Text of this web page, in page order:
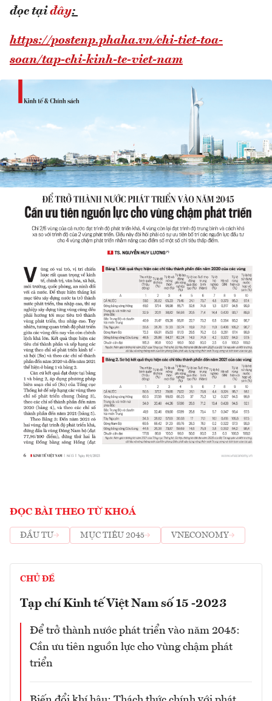
đọc tại đây:
https://postenp.phaha.vn/chi-tiet-toa-
soan/tap-chi-kinh-te-viet-nam
ĐỌC BÀI THEO TỪ KHOÁ
ĐẦU TƯ MỤC TIÊU 2045 VNECONOMY
CHỦ ĐỀ
Tạp chí Kinh tế Việt Nam số 15 -2023
Để trở thành nước phát triển vào năm 2045:
Cần ưu tiên nguồn lực cho vùng chậm phát
triển